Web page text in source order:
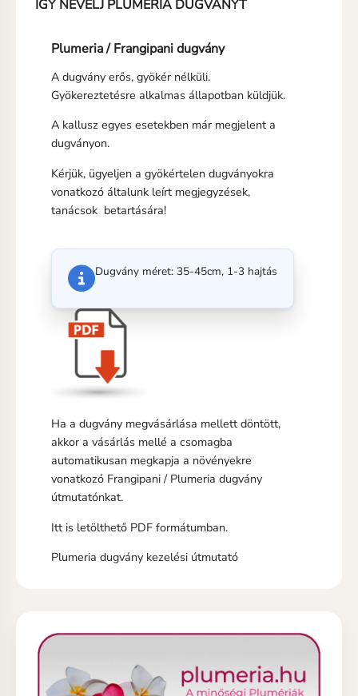
IGY NEVELJ PLUMERIA DUGVÁNYT
Plumeria / Frangipani dugvány
A dugvány erős, gyökér nélküli.
Gyökereztetésre alkalmas állapotban küldjük.
A kallusz egyes esetekben már megjelent a
dugványon.
Kérjük, ügyeljen a gyökértelen dugványokra
vonatkozó általunk leírt megjegyzések,
tanácsok betartására!
Dugvány méret: 35-45cm, 1-3 hajtás
Ha a dugvány megvásárlása mellett döntött,
akkor a vásárlás mellé a csomagba
automatikusan megkapja a növényekre
vonatkozó Frangipani / Plumeria dugvány
útmutatónkat.
Itt is letölthető PDF formátumban.
Plumeria dugvány kezelési útmutató